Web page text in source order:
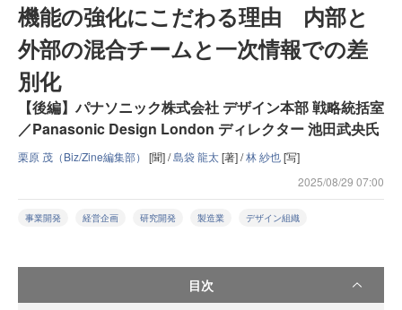
機能の強化にこだわる理由 内部と
外部の混合チームと一次情報での差
別化
【後編】パナソニック株式会社 デザイン本部 戦略統括室
／Panasonic Design London ディレクター 池田武央氏
栗原 茂（Biz/Zine編集部） [聞] /島袋 龍太[著] /林 紗也[写]
2025/08/29 07:00
事業開発 経営企画 研究開発 製造業 デザイン組織
目次